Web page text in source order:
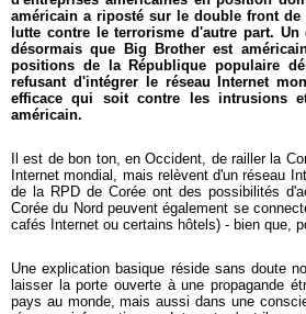
américain a riposté sur le double front
lutte contre le terrorisme d'autre part.
désormais que Big Brother est
positions de la République populaire
refusant d'intégrer le réseau Internet
efficace qui soit contre les intrusions
américain.
Il est de bon ton, en Occident, de railler la
Internet mondial, mais relèvent d'un réseau
de la RPD de Corée ont des possibilités
Corée du Nord peuvent également se
cafés Internet ou certains hôtels) - bien que,
Une explication basique réside sans doute
laisser la porte ouverte à une propagande
pays au monde, mais aussi dans une